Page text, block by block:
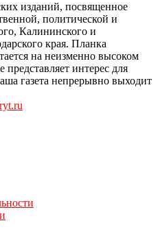
изданий, посвященное
политической и
Калининского и
края. Планка
на неизменно высоком
интерес для
газета непрерывно выходит